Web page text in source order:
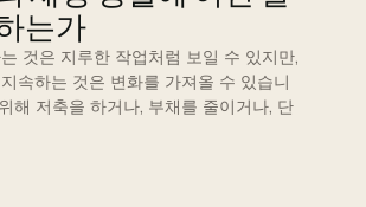
는가
것은 지루한 작업처럼 보일 수 있지만,
속하는 것은 변화를 가져올 수 있습니
해 저축을 하거나, 부채를 줄이거나, 단